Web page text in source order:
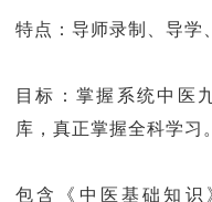
特点：导师录制、导学
目标：掌握系统中医
库，真正掌握全科学习。
包含《中医基础知